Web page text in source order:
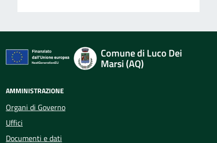
Comune di Luco Dei
Marsi (AQ)
AMMINISTRAZIONE
Organi di Governo
Uffici
Documenti e dati